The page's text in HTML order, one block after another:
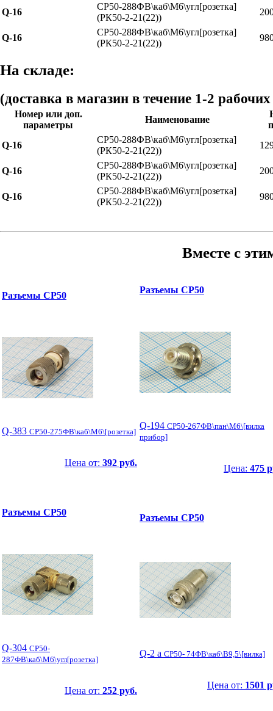
Q-16
СР50-288ФВ\каб\М6\угл[розетка]
(РК50-2-21(22))
Q-16
СР50-288ФВ\каб\М6\угл[розетка]
(РК50-2-21(22))
На складе:
(доставка в магазин в течение 1-2
Номер или доп.
параметры
Наименование
Q-16
СР50-288ФВ\каб\М6\угл[розетка]
(РК50-2-21(22))
Q-16
СР50-288ФВ\каб\М6\угл[розетка]
(РК50-2-21(22))
Q-16
СР50-288ФВ\каб\М6\угл[розетка]
(РК50-2-21(22))
Вместе с
Разъемы СР50
Q-383 СР50-275ФВ\каб\М6\[розетка]
Цена от: 392 руб.
Разъемы СР50
Q-194 СР50-267ФВ\пан\M6\[вилка
прибор]
Цена: 475
Разъемы СР50
Q-304 СР50-
287ФВ\каб\М6\угл[розетка]
Цена от: 252 руб.
Разъемы СР50
Q-2 а СР50- 74ФВ\каб\B9,5\[вилка]
Цена от: 1501